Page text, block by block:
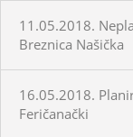
11.05.2018.
Breznica Našička
16.05.2018.
Feričanački